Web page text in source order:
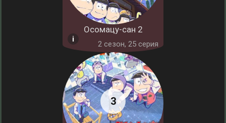
Осомацу-сан 2
2 cезон, 25 серия